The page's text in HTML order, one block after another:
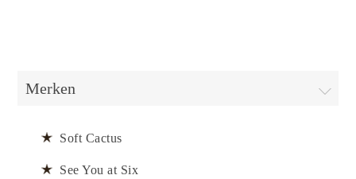
Merken
Soft Cactus
See You at Six